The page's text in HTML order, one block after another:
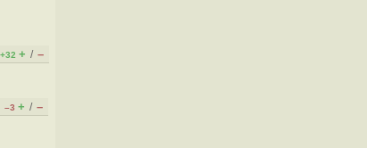
+32 + / –
–3 + / –